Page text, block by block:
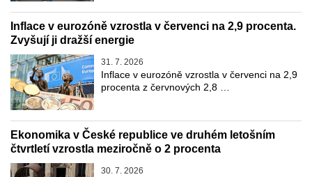
Inflace v eurozóně vzrostla v červenci na 2,9 procenta.
Zvyšují ji dražší energie
31. 7. 2026
Inflace v eurozóně vzrostla v červenci na 2,9
procenta z červnových 2,8 …
Ekonomika v České republice ve druhém letošním
čtvrtletí vzrostla meziročně o 2 procenta
30. 7. 2026